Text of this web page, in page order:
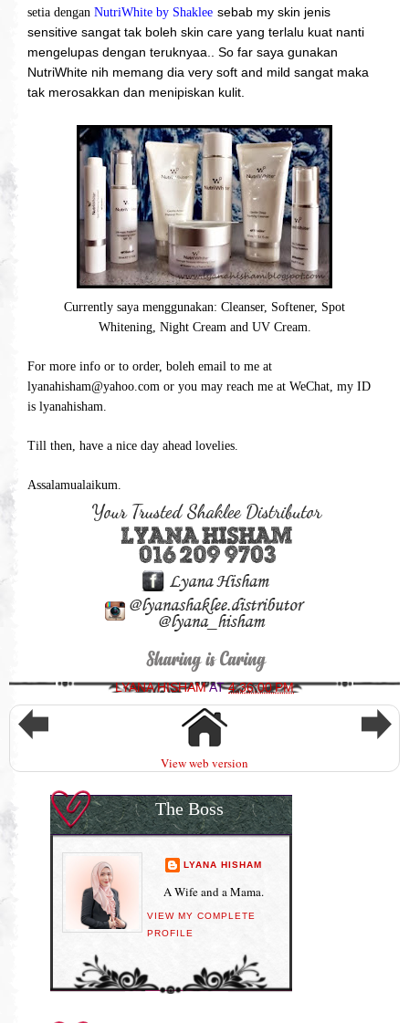
setia dengan NutriWhite by Shaklee sebab my skin jenis
sensitive sangat tak boleh skin care yang terlalu kuat nanti
mengelupas dengan teruknyaa.. So far saya gunakan
NutriWhite nih memang dia very soft and mild sangat maka
tak merosakkan dan menipiskan kulit.
Currently saya menggunakan: Cleanser, Softener, Spot
Whitening, Night Cream and UV Cream.
For more info or to order, boleh email to me at
lyanahisham@yahoo.com or you may reach me at WeChat, my ID
is lyanahisham.
Till then, have a nice day ahead lovelies.
Assalamualaikum.
LYANA HISHAMAT4:36:00 PM
View web version
The Boss
LYANA HISHAM
A Wife and a Mama.
VIEW MY COMPLETE
PROFILE